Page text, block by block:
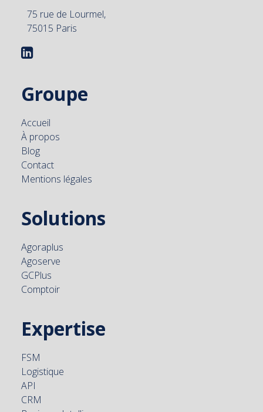
75 rue de Lourmel,
75015 Paris
Groupe
Accueil
À propos
Blog
Contact
Mentions légales
Solutions
Agoraplus
Agoserve
GCPlus
Comptoir
Expertise
FSM
Logistique
API
CRM